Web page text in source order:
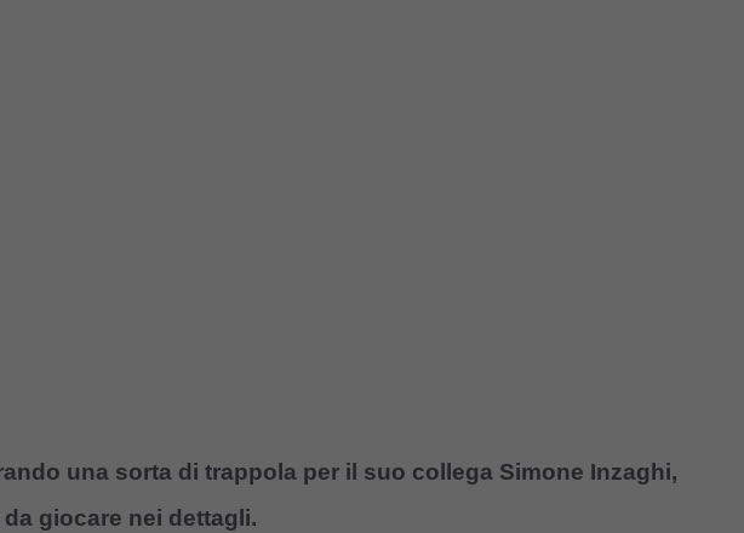
una sorta di trappola per il suo collega Simone Inzaghi,
giocare nei dettagli.